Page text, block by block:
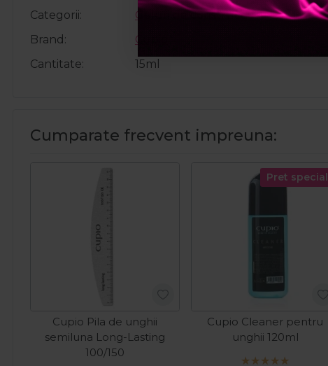
Categorii
Geluri de constructie
Brand
Cupio
Cantitate
15ml
Cumparate frecvent impreuna:
Cupio Pila de unghii
semiluna Long-Lasting
100/150
Pret special
Cupio Cleaner pentru
unghii 120ml